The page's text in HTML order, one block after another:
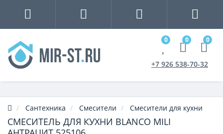
0 0 0
+7 926 538-70-32
Сантехника Смесители Смесители для кухни
СМЕСИТЕЛЬ ДЛЯ КУХНИ BLANCO MILI